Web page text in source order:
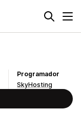
Programador
SkyHosting